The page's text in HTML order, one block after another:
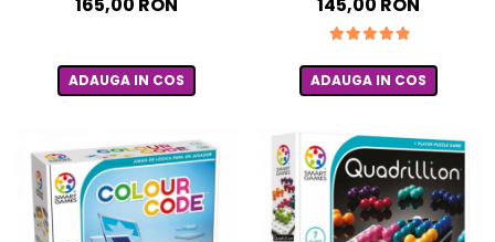
ADAUGA IN COS ADAUGA IN COS